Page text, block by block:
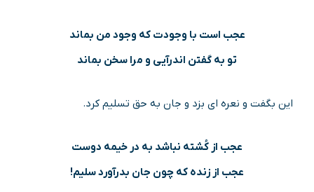
عجب است با وجودت که وجود من بماند
تو به گفتن اندرآیی و مرا سخن بماند
این بگفت و نعره ای بزد و جان به حق تسلیم کرد.
عجب از کُشته نباشد به در خیمه دوست
عجب از زنده که چون جان بدرآورد سلیم!